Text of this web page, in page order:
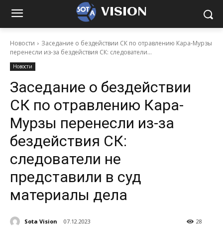
VISION
Новости
Заседание о бездействии СК по отравлению Кара-Мурзы
перенесли из-за бездействия СК: следователи...
Новости
Заседание о бездействии
СК по отравлению Кара-
Мурзы перенесли из-за
бездействия СК:
следователи не
представили в суд
материалы дела
Sota Vision 07.12.2023 28